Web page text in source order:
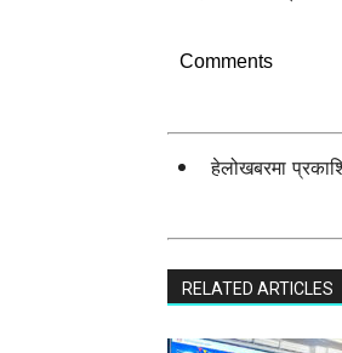
Comments
हेलोखबरमा
RELATED ARTICLES